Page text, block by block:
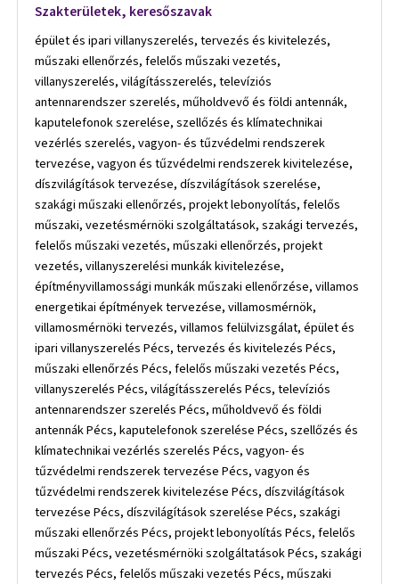
Szakterületek, keresőszavak
épület és ipari villanyszerelés, tervezés és kivitelezés,
műszaki ellenőrzés, felelős műszaki vezetés,
villanyszerelés, világításszerelés, televíziós
antennarendszer szerelés, műholdvevő és földi antennák,
kaputelefonok szerelése, szellőzés és klímatechnikai
vezérlés szerelés, vagyon- és tűzvédelmi rendszerek
tervezése, vagyon és tűzvédelmi rendszerek kivitelezése,
díszvilágítások tervezése, díszvilágítások szerelése,
szakági műszaki ellenőrzés, projekt lebonyolítás, felelős
műszaki, vezetésmérnöki szolgáltatások, szakági tervezés,
felelős műszaki vezetés, műszaki ellenőrzés, projekt
vezetés, villanyszerelési munkák kivitelezése,
építményvillamossági munkák műszaki ellenőrzése, villamos
energetikai építmények tervezése, villamosmérnök,
villamosmérnöki tervezés, villamos felülvizsgálat, épület és
ipari villanyszerelés Pécs, tervezés és kivitelezés Pécs,
műszaki ellenőrzés Pécs, felelős műszaki vezetés Pécs,
villanyszerelés Pécs, világításszerelés Pécs, televíziós
antennarendszer szerelés Pécs, műholdvevő és földi
antennák Pécs, kaputelefonok szerelése Pécs, szellőzés és
klímatechnikai vezérlés szerelés Pécs, vagyon- és
tűzvédelmi rendszerek tervezése Pécs, vagyon és
tűzvédelmi rendszerek kivitelezése Pécs, díszvilágítások
tervezése Pécs, díszvilágítások szerelése Pécs, szakági
műszaki ellenőrzés Pécs, projekt lebonyolítás Pécs, felelős
műszaki Pécs, vezetésmérnöki szolgáltatások Pécs, szakági
tervezés Pécs, felelős műszaki vezetés Pécs, műszaki